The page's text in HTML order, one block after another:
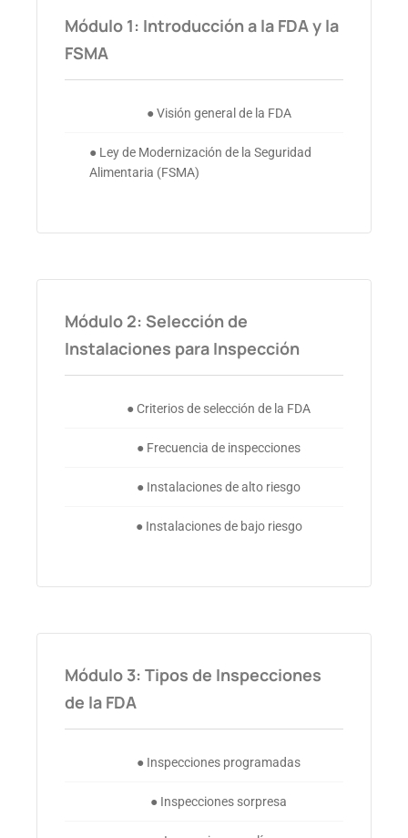
Módulo 1: Introducción a la FDA y la
FSMA
● Visión general de la FDA
● Ley de Modernización de la Seguridad
Alimentaria (FSMA)
Módulo 2: Selección de
Instalaciones para Inspección
● Criterios de selección de la FDA
● Frecuencia de inspecciones
● Instalaciones de alto riesgo
● Instalaciones de bajo riesgo
Módulo 3: Tipos de Inspecciones
de la FDA
● Inspecciones programadas
● Inspecciones sorpresa